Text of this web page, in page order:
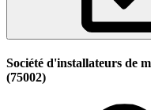
Société d'installateurs de
(75002)